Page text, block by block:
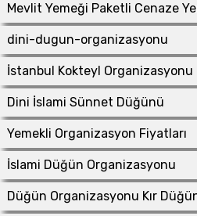
Mevlit Yemeği Paketli Cenaze
dini-dugun-organizasyonu
İstanbul Kokteyl Organizasyonu
Dini İslami Sünnet Düğünü
Yemekli Organizasyon Fiyatları
İslami Düğün Organizasyonu
Düğün Organizasyonu Kır